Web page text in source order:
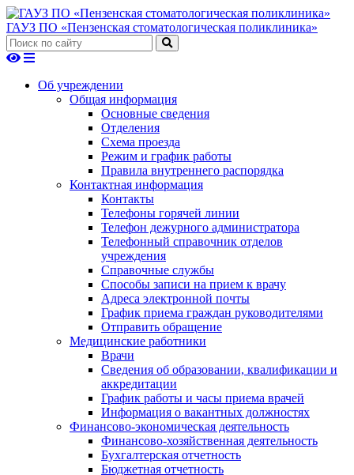
ГАУЗ ПО «Пензенская стоматологическая поликлиника»
Об учреждении
Общая информация
Основные сведения
Отделения
Схема проезда
Режим и график работы
Правила внутреннего распорядка
Контактная информация
Контакты
Телефоны горячей линии
Телефон дежурного администратора
Телефонный справочник отделов
учреждения
Справочные службы
Способы записи на прием к врачу
Адреса электронной почты
График приема граждан руководителями
Отправить обращение
Медицинские работники
Врачи
Сведения об образовании, квалификации и
аккредитации
График работы и часы приема врачей
Информация о вакантных должностях
Финансово-экономическая деятельность
Финансово-хозяйственная деятельность
Бухгалтерская отчетность
Бюджетная отчетность